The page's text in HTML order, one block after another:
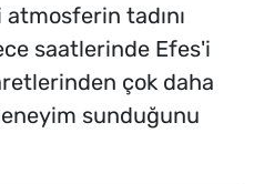
tadını
saatlerinde Efes'i
çok daha
sunduğunu